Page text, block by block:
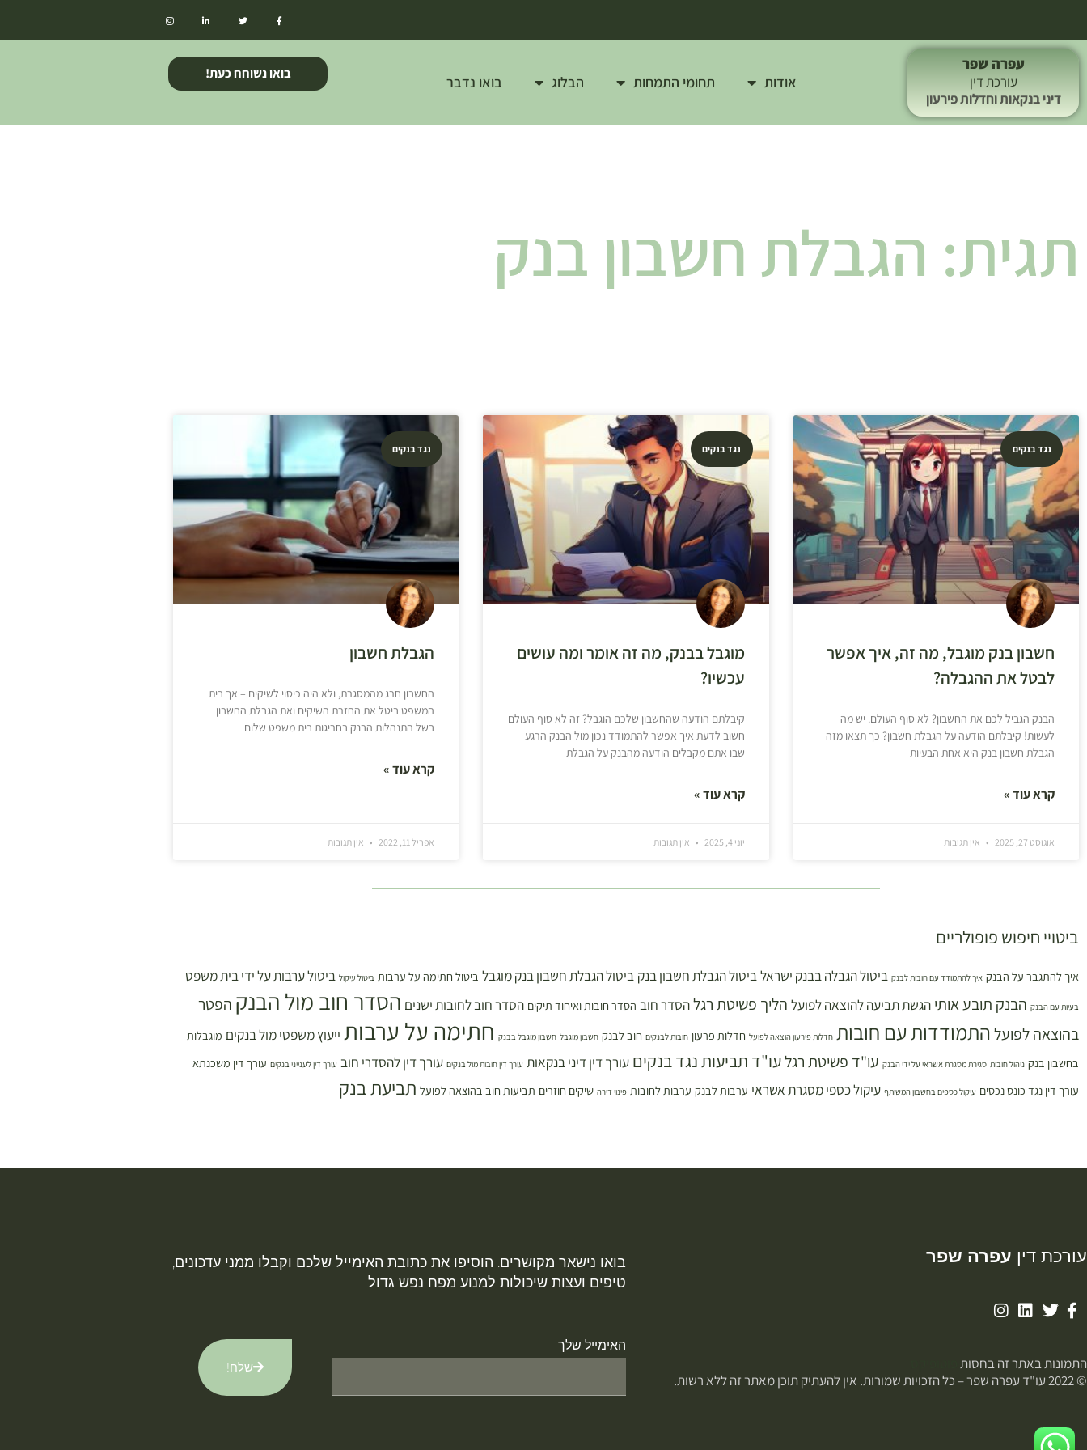
עפרה שפר
עורכת דין
דיני בנקאות וחדלות פירעון
אודות תחומי התמחות הבלוג בואו נדבר בואו נשוחח כעת!
תגית: הגבלת חשבון בנק
נגד בנקים
חשבון בנק מוגבל, מה זה, איך אפשר
לבטל את ההגבלה?
הבנק הגביל לכם את החשבון? לא סוף העולם. יש מה
לעשות! קיבלתם הודעה על הגבלת חשבון? כך תצאו מזה
הגבלת חשבון בנק היא אחת הבעיות
קרא עוד »
אוגוסט 27, 2025 אין תגובות
נגד בנקים
מוגבל בבנק, מה זה אומר ומה עושים
עכשיו?
קיבלתם הודעה שהחשבון שלכם הוגבל? זה לא סוף העולם
חשוב לדעת איך אפשר להתמודד נכון מול הבנק הרגע
שבו אתם מקבלים הודעה מהבנק על הגבלת
קרא עוד »
יוני 4, 2025 אין תגובות
נגד בנקים
הגבלת חשבון
החשבון חרג מהמסגרת, ולא היה כיסוי לשיקים – אך בית
המשפט ביטל את החזרת השיקים ואת הגבלת החשבון
בשל התנהלות הבנק בחריגות בית משפט שלום
קרא עוד »
אפריל 11, 2022 אין תגובות
ביטויי חיפוש פופולריים
איך להתגבר על הבנק איך להתמודד עם חובות לבנק ביטול הגבלה בבנק ישראלביטול הגבלת חשבון בנק ביטול הגבלת חשבון בנק מוגבל ביטול חתימה על ערבות ביטול עיקול ביטול ערבות על ידי בית משפט
בעיות עם הבנק הבנק תובע אותי הגשת תביעה להוצאה לפועל הליך פשיטת רגלהסדר חוב הסדר חובות ואיחוד תיקים הסדר חוב לחובות ישנים הסדר חוב מול הבנק הפטר
בהוצאה לפועלהתמודדות עם חובות חדלות פירעון הוצאה לפועל חדלות פרעון חובות לבנקים חוב לבנק חשבון מוגבל חשבון מוגבל בבנק חתימה על ערבות ייעוץ משפטי מול בנקים מוגבלות
בחשבון בנק ניהול חובות סגירת מסגרת אשראי על ידי הבנק עו"ד פשיטת רגלעו"ד תביעות נגד בנקים עורך דין דיני בנקאות עורך דין חובות מול בנקים עורך דין להסדרי חוב עורך דין לענייני בנקים עורך דין משכנתא
עורך דין נגד כונס נכסים עיקול כספים בחשבון המשותף עיקול כספי מסגרת אשראי ערבות לבנק ערבות לחובות פינוי דירה שיקים חוזרים תביעות חוב בהוצאה לפועל תביעת בנק
עורכת דין עפרה שפר
התמונות באתר זה בחסות
© 2022 עו"ד עפרה שפר – כל הזכויות שמורות. אין להעתיק תוכן מאתר זה ללא רשות.
בואו נישאר מקושרים. הוסיפו את כתובת האימייל שלכם וקבלו ממני עדכונים,
טיפים ועצות שיכולות למנוע מפח נפש גדול
האימייל שלך
שלח!